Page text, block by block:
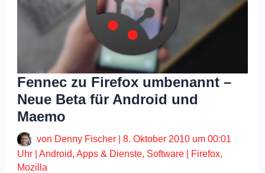
Fennec zu Firefox umbenannt –
Neue Beta für Android und
Maemo
von Denny Fischer |8. Oktober 2010 um 00:01
Uhr |Android,Apps & Dienste, Software Firefox,
Mozilla